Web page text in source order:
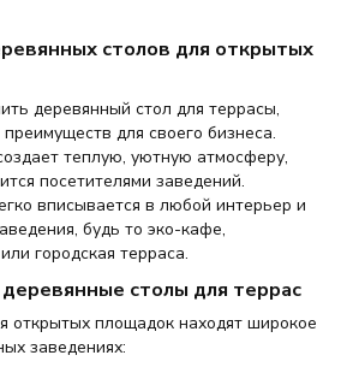
столов для открытых
деревянный стол для террасы,
для своего бизнеса.
теплую, уютную атмосферу,
посетителями заведений.
вписывается в любой интерьер и
будь то эко-кафе,
городская терраса.
столы для террас
открытых площадок находят широкое
заведениях: